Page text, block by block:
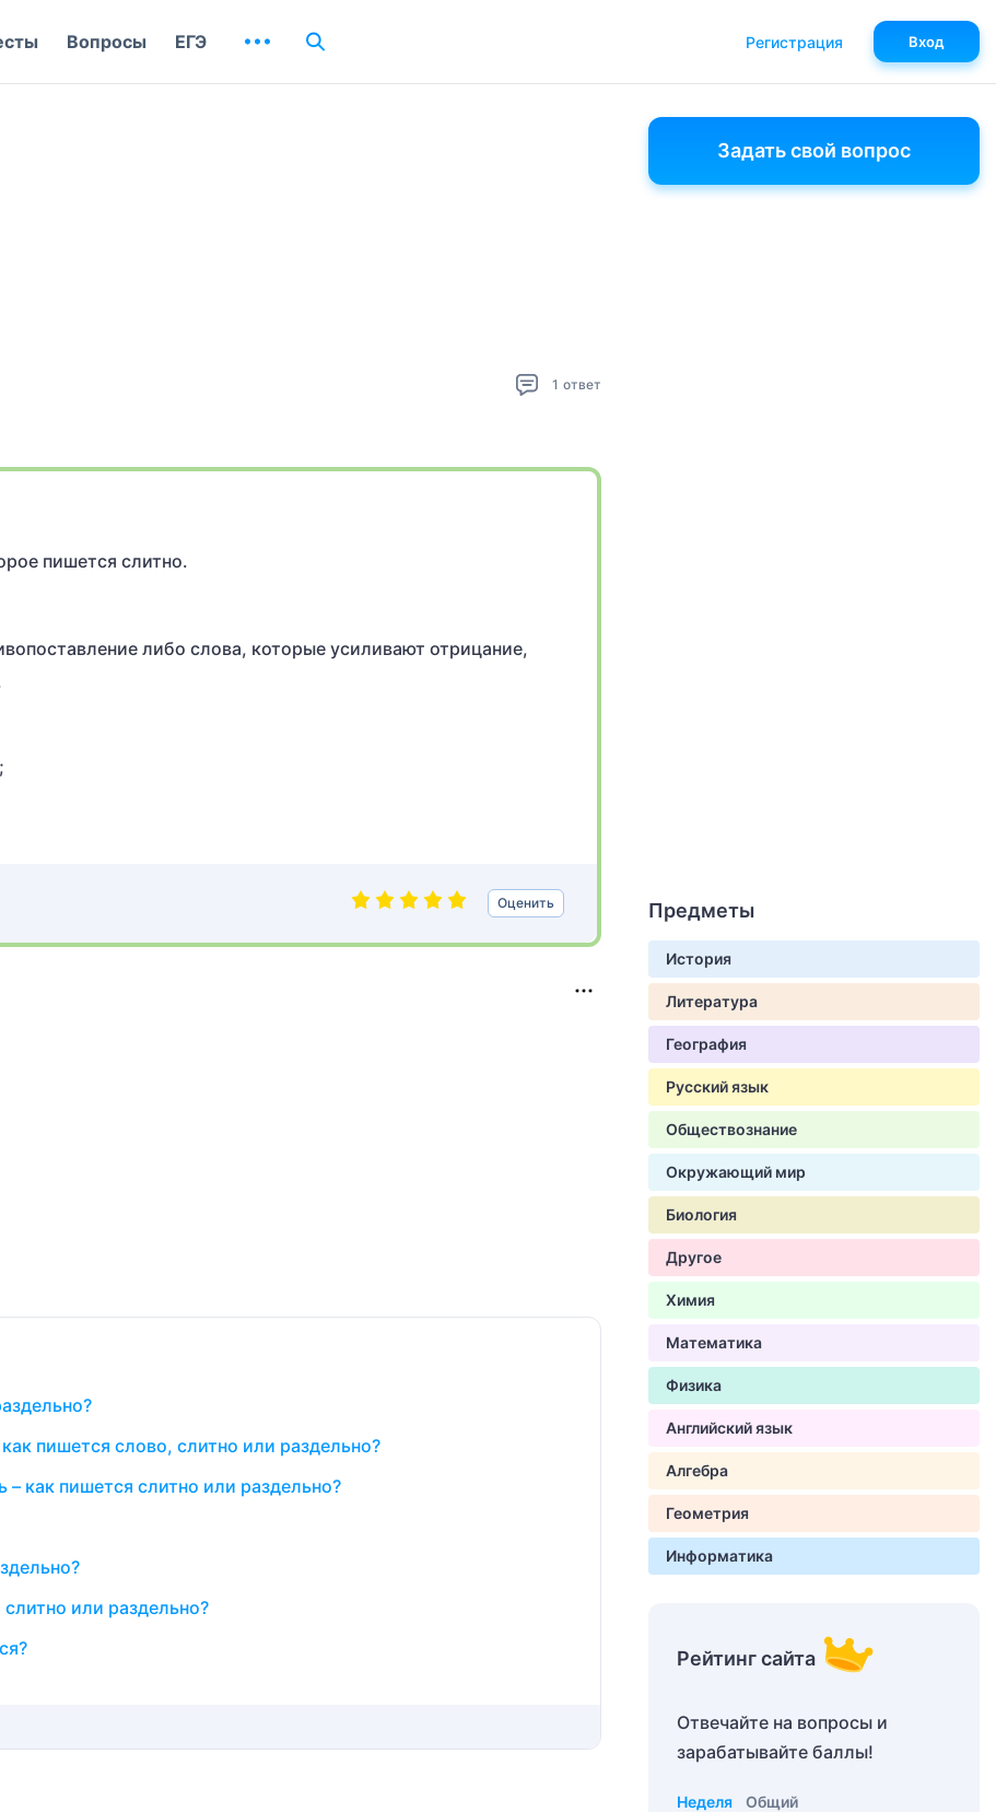
1 ответ
пишется слитно.
либо слова, которые усиливают отрицание,
Оценить
пишется слово, слитно или раздельно?
как пишется слитно или раздельно?
или раздельно?
Задать свой вопрос
Предметы
История
Литература
География
Русский язык
Обществознание
Окружающий мир
Биология
Другое
Химия
Математика
Физика
Английский язык
Алгебра
Геометрия
Информатика
Рейтинг сайта
Отвечайте на вопросы и
зарабатывайте баллы!
Неделя Общий
Вопросы ЕГЭ Регистрация Вход